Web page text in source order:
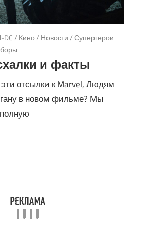
DC/ Кино/ Новости/Супергерои
и факты
отсылки к Marvel, Людям
в новом фильме? Мы